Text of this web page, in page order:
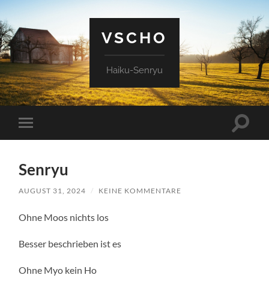
VSCHO
Haiku-Senryu
Mobile-
Menü
Senryu
AUGUST 31, 2024 / KEINE KOMMENTARE
Ohne Moos nichts los
Besser beschrieben ist es
Ohne Myo kein Ho